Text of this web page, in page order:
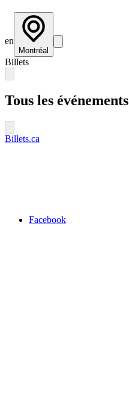
en
Montréal
Billets
Tous les événements
Billets.ca
Facebook